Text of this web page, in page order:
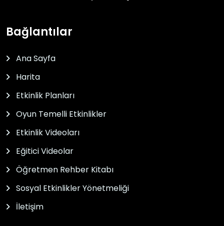
Bağlantılar
Ana Sayfa
Harita
Etkinlik Planları
Oyun Temelli Etkinlikler
Etkinlik Videoları
Eğitici Videolar
Öğretmen Rehber Kitabı
Sosyal Etkinlikler Yönetmeliği
İletişim